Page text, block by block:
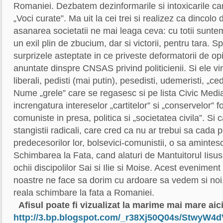
Romaniei. Dezbatem dezinformarile si intoxicarile
„Voci curate”. Ma uit la cei trei si realizez ca dincolo
asanarea societatii ne mai leaga ceva: cu totii
un exil plin de zbucium, dar si victorii, pentru tara.
surprizele asteptate in ce priveste deformatorii de
anuntate dinspre CNSAS privind politicienii. Si ele
liberali, pedisti (mai putin), pesedisti, udemeristi,
Nume „grele” care se regasesc si pe lista Civic
increngatura intereselor „cartitelor” si „conservelor”
comuniste in presa, politica si „societatea civila”. Si
stangistii radicali, care cred ca nu ar trebui sa cada
predecesorilor lor, bolsevici-comunistii, o sa
Schimbarea la Fata, cand alaturi de Mantuitorul
ochii discipolilor Sai si Ilie si Moise. Acest
noastre ne face sa dorim cu ardoare sa vedem si
reala schimbare la fata a Romaniei.
Afisul poate fi vizualizat la marime mai mare
http://3.bp.blogspot.com/_r38Xj50Q04s/